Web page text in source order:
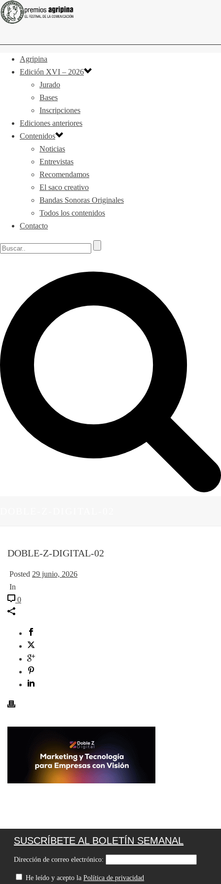
Agripina
Edición XVI – 2026
Jurado
Bases
Inscripciones
Ediciones anteriores
Contenidos
Noticias
Entrevistas
Recomendamos
El saco creativo
Bandas Sonoras Originales
Todos los contenidos
Contacto
DOBLE-Z-DIGITAL-02
Posted 29 junio, 2026
In
0
SUSCRÍBETE AL BOLETÍN SEMANAL
Dirección de correo electrónico:
He leído y acepto laPolítica de privacidad